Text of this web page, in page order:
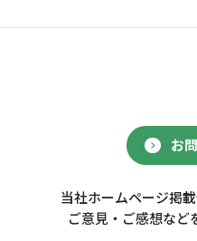
お
当社ホームページ掲
ご意見・ご感想など